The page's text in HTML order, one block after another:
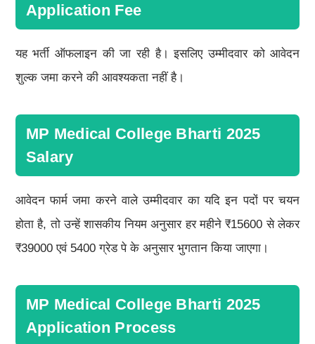
Application Fee
यह भर्ती ऑफलाइन की जा रही है। इसलिए उम्मीदवार को आवेदन
शुल्क जमा करने की आवश्यकता नहीं है।
MP Medical College Bharti 2025
Salary
आवेदन फार्म जमा करने वाले उम्मीदवार का यदि इन पदों पर चयन
होता है, तो उन्हें शासकीय नियम अनुसार हर महीने ₹15600 से लेकर
₹39000 एवं 5400 ग्रेड पे के अनुसार भुगतान किया जाएगा।
MP Medical College Bharti 2025
Application Process